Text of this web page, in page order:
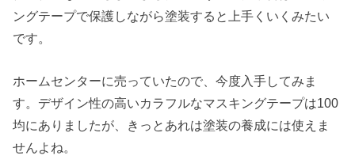
ングテープで保護しながら塗装すると上手くいくみたい
です。
ホームセンターに売っていたので、今度入手してみま
す。デザイン性の高いカラフルなマスキングテープは100
均にありましたが、きっとあれは塗装の養成には使えま
せんよね。